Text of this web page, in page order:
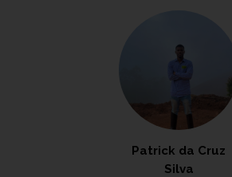
Patrick da Cruz
Silva